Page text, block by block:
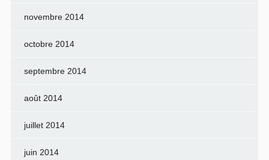
novembre 2014
octobre 2014
septembre 2014
août 2014
juillet 2014
juin 2014